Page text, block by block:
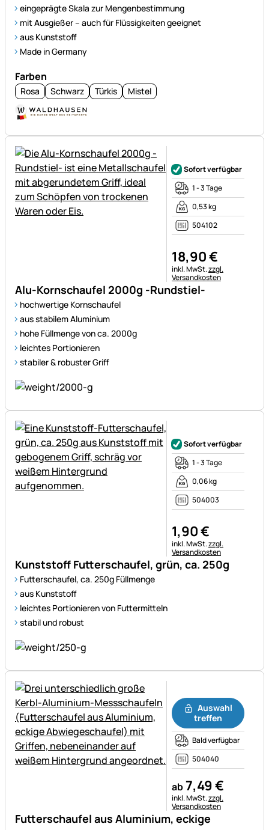
eingeprägte Skala zur Mengenbestimmung
mit Ausgießer – auch für Flüssigkeiten geeignet
aus Kunststoff
Made in Germany
Farben
Rosa Schwarz Türkis Mistel
Alu-Kornschaufel 2000g -Rundstiel-
hochwertige Kornschaufel
aus stabilem Aluminium
hohe Füllmenge von ca. 2000g
leichtes Portionieren
stabiler & robuster Griff
Sofort verfügbar
1 - 3 Tage
0,53 kg
504102
18,90€
Steuerhinweis:
inkl. MwSt.zzgl.
Versandkosten
Kunststoff Futterschaufel, grün, ca. 250g
Futterschaufel, ca. 250g Füllmenge
aus Kunststoff
leichtes Portionieren von Futtermitteln
stabil und robust
Sofort verfügbar
1 - 3 Tage
0,06 kg
504003
1,90€
Steuerhinweis:
inkl. MwSt.zzgl.
Versandkosten
Futterschaufel aus Aluminium, eckige
Auswahl
treffen
Bald verfügbar
504040
ab7,49€
Steuerhinweis:
inkl. MwSt.zzgl.
Versandkosten